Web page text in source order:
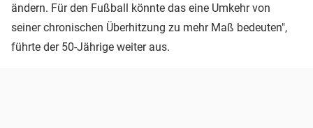
ändern. Für den Fußball könnte das eine Umkehr von
seiner chronischen Überhitzung zu mehr Maß bedeuten",
führte der 50-Jährige weiter aus.